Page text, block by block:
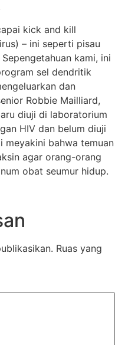
kick and kill
– ini seperti pisau
kami, ini
sel dendritik
dan
Robbie Mailliard,
diuji di laboratorium
HIV dan belum diuji
meyakini bahwa temuan
agar orang-orang
obat seumur hidup.
Ruas yang